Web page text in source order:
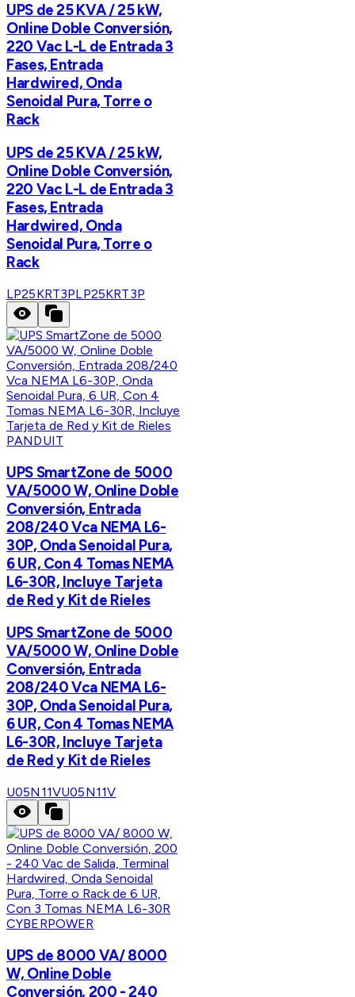
UPS de 25 KVA / 25 kW,
Online Doble Conversión,
220 Vac L-L de Entrada 3
Fases, Entrada
Hardwired, Onda
Senoidal Pura, Torre o
Rack
UPS de 25 KVA / 25 kW,
Online Doble Conversión,
220 Vac L-L de Entrada 3
Fases, Entrada
Hardwired, Onda
Senoidal Pura, Torre o
Rack
LP25KRT3PLP25KRT3P
PANDUIT
UPS SmartZone de 5000
VA/5000 W, Online Doble
Conversión, Entrada
208/240 Vca NEMA L6-
30P, Onda Senoidal Pura,
6 UR, Con 4 Tomas NEMA
L6-30R, Incluye Tarjeta
de Red y Kit de Rieles
UPS SmartZone de 5000
VA/5000 W, Online Doble
Conversión, Entrada
208/240 Vca NEMA L6-
30P, Onda Senoidal Pura,
6 UR, Con 4 Tomas NEMA
L6-30R, Incluye Tarjeta
de Red y Kit de Rieles
U05N11VU05N11V
CYBERPOWER
UPS de 8000 VA/ 8000
W, Online Doble
Conversión, 200 - 240